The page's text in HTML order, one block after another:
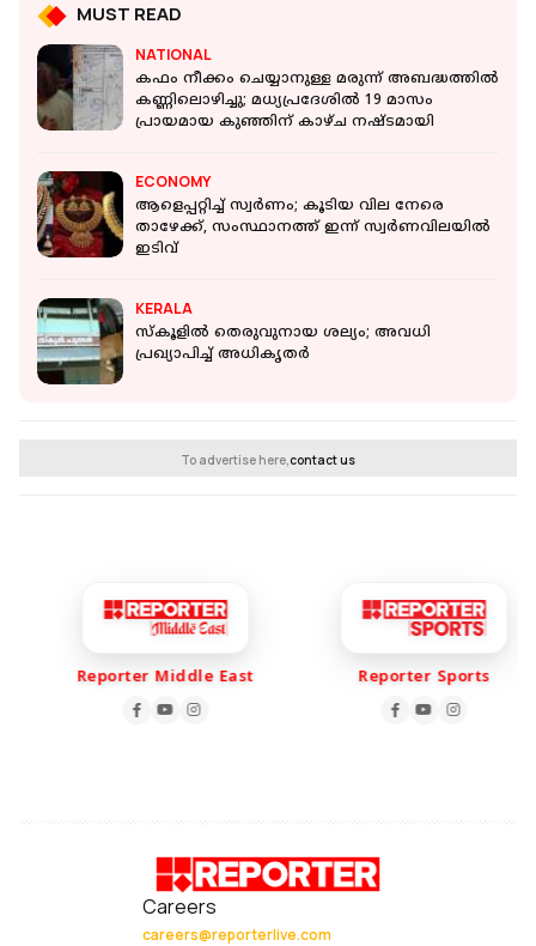
MUST READ
NATIONAL
കഫം നീക്കം ചെയ്യാനുള്ള മരുന്ന് അബദ്ധത്തിൽ
കണ്ണിലൊഴിച്ചു; മധ്യപ്രദേശിൽ 19 മാസം
പ്രായമായ കുഞ്ഞിന് കാഴ്ച നഷ്ടമായി
ECONOMY
ആളെപ്പറ്റിച്ച് സ്വർണം; കൂടിയ വില നേരെ
താഴേക്ക്, സംസ്ഥാനത്ത് ഇന്ന് സ്വർണവിലയിൽ
ഇടിവ്
KERALA
സ്കൂളിൽ തെരുവുനായ ശല്യം; അവധി
പ്രഖ്യാപിച്ച് അധികൃതർ
To advertise here,contact us
Reporter Middle East Reporter Sports
Careers
careers@reporterlive.com